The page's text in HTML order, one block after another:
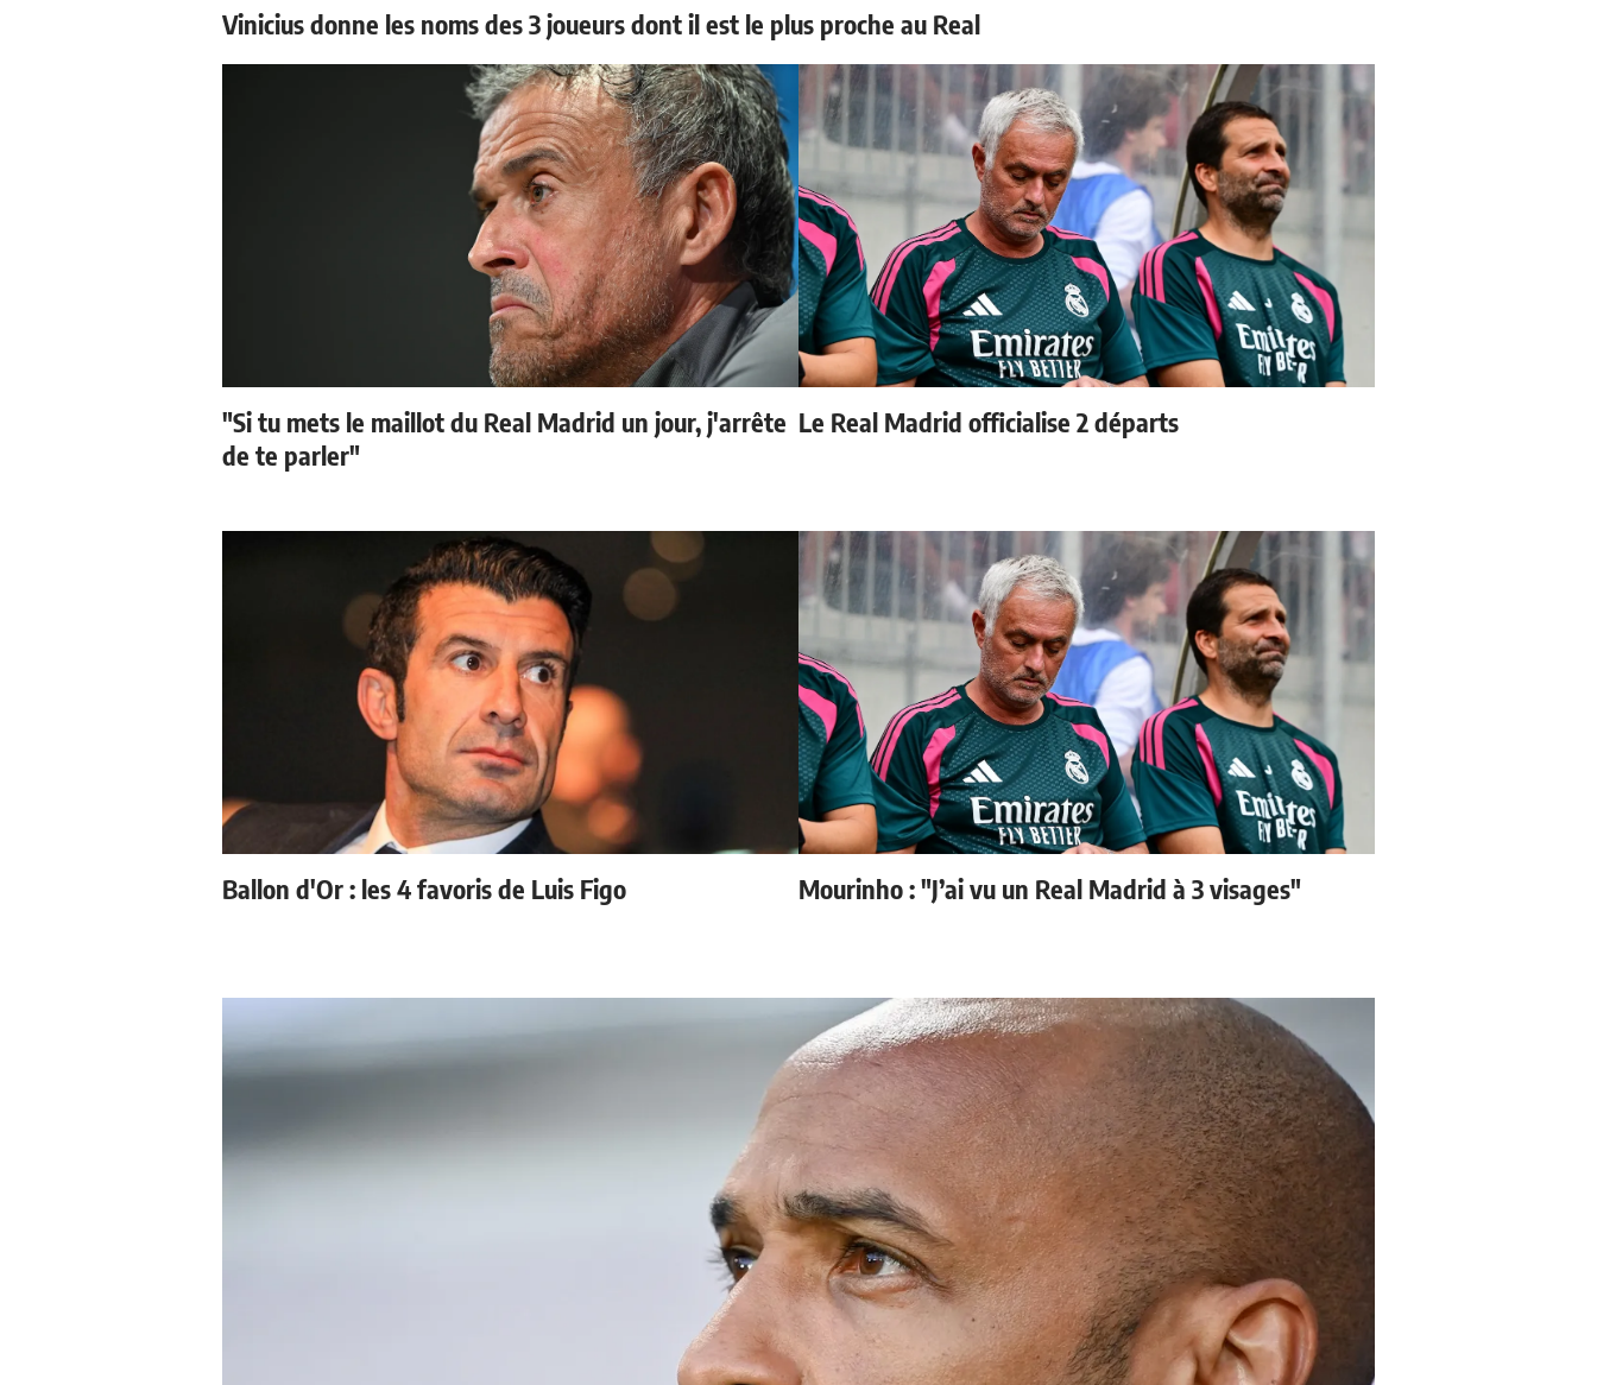
Vinicius donne les noms des 3 joueurs dont il est le plus proche au Real
"Si tu mets le maillot du Real Madrid un jour, j'arrête
de te parler"
Le Real Madrid officialise 2 départs
Ballon d'Or : les 4 favoris de Luis Figo Mourinho : "J’ai vu un Real Madrid à 3 visages"